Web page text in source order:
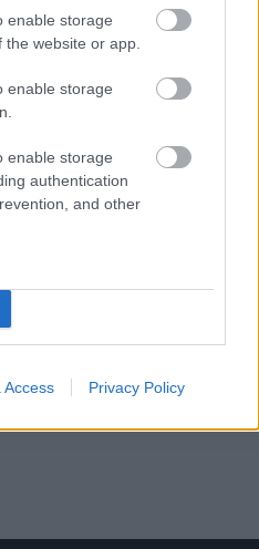
enable storage
website or app.
enable storage
enable storage
authentication
and other
Access Privacy Policy
6.
1945-ig)